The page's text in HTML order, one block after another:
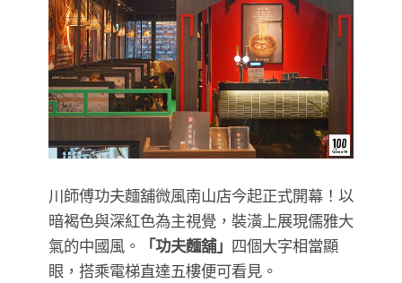
川師傅功夫麵舖微風南山店今起正式開幕！以
暗褐色與深紅色為主視覺，裝潢上展現儒雅大
氣的中國風。
「功夫麵舖」 四個大字相當顯
眼，搭乘電梯直達五樓便可看見。